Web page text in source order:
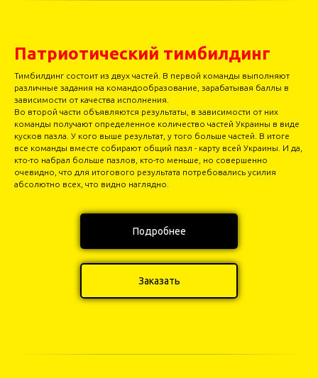
Патриотический тимбилдинг
Тимбилдинг состоит из двух частей. В первой команды выполняют
различные задания на командообразование, зарабатывая баллы в
зависимости от качества исполнения.
Во второй части объявляются результаты, в зависимости от них
команды получают определенное количество частей Украины в виде
кусков пазла. У кого выше результат, у того больше частей. В итоге
все команды вместе собирают общий пазл - карту всей Украины. И да,
кто-то набрал больше пазлов, кто-то меньше, но совершенно
очевидно, что для итогового результата потребовались усилия
абсолютно всех, что видно наглядно.
Подробнее
Заказать